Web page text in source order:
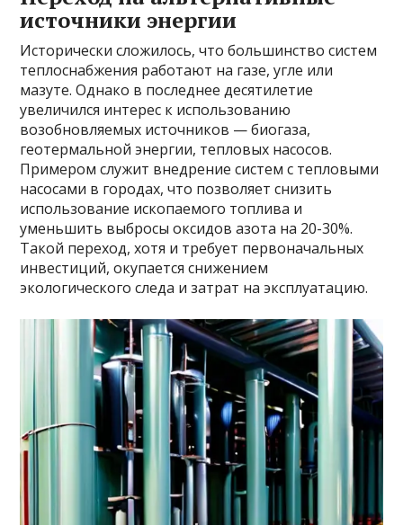
источники энергии
Исторически сложилось, что большинство систем
теплоснабжения работают на газе, угле или
мазуте. Однако в последнее десятилетие
увеличился интерес к использованию
возобновляемых источников — биогаза,
геотермальной энергии, тепловых насосов.
Примером служит внедрение систем с тепловыми
насосами в городах, что позволяет снизить
использование ископаемого топлива и
уменьшить выбросы оксидов азота на 20-30%.
Такой переход, хотя и требует первоначальных
инвестиций, окупается снижением
экологического следа и затрат на эксплуатацию.